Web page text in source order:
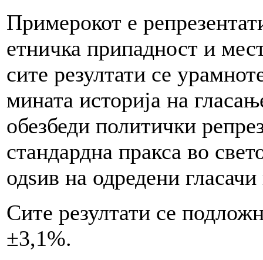
Примерокот е
етничка припадност и
сите резултати се
мината историја на
обезбеди политички
стандардна пракса во
одѕив на одредени
Сите резултати се
±3,1%.